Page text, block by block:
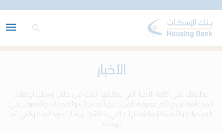
الأخبار
نطلعك على كافة الأخبار التي يطلقها البنك من خلال وسائل الإعلام
المختلفة لنتيح لكم معرفة المزيد عن المنتجات والخدمات والتعرف على
المبادرات والأنشطة والفعاليات التي يطلقها ويشارك بها البنك والتي قد
تهمك.